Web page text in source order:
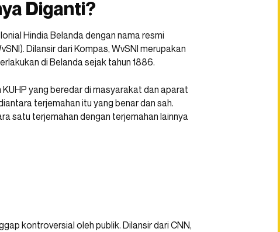
Diganti?
Hindia Belanda dengan nama resmi
Dilansir dari Kompas, WvSNI merupakan
di Belanda sejak tahun 1886.
yang beredar di masyarakat dan aparat
terjemahan itu yang benar dan sah.
satu terjemahan dengan terjemahan lainnya
kontroversial oleh publik. Dilansir dari CNN,